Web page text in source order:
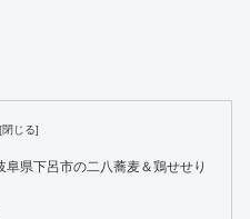
県下呂市の二八蕎麦＆鶏せせり